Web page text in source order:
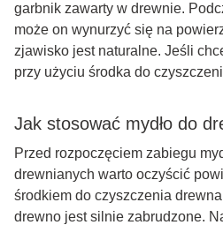
garbnik zawarty w drewnie.
może on wynurzyć się na
zjawisko jest naturalne. Jeśli
przy użyciu środka do
Jak stosować mydło do
Przed rozpoczęciem zabiegu
drewnianych warto oczyścić
środkiem do czyszczenia
drewno jest silnie zabrudzone.